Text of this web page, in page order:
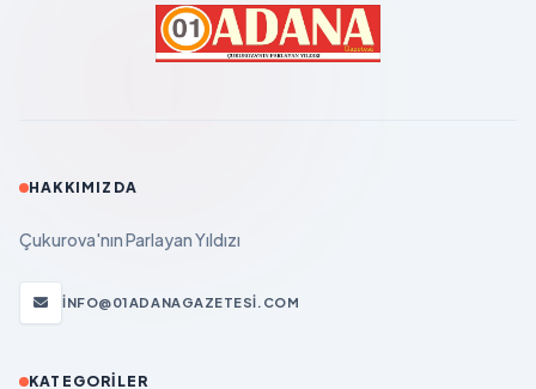
HAKKIMIZDA
Çukurova'nın Parlayan Yıldızı
INFO@01ADANAGAZETESI.COM
KATEGORILER